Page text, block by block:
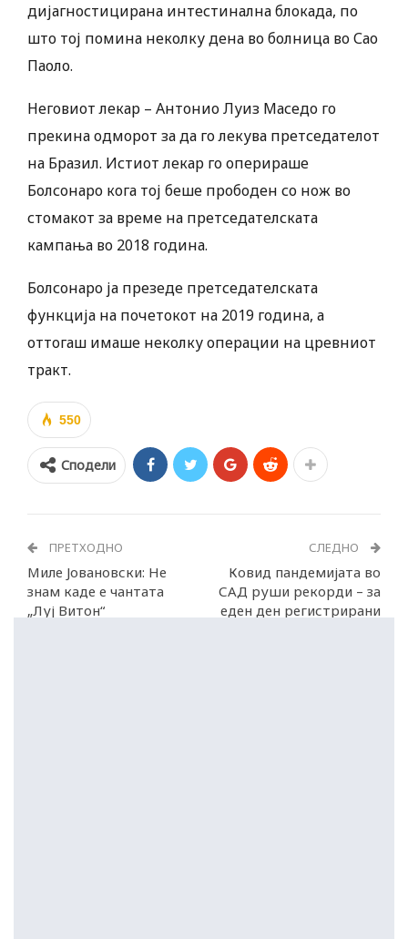
дијагностицирана интестинална блокада, по
што тој помина неколку дена во болница во Сао
Паоло.
Неговиот лекар – Антонио Луиз Маседо го
прекина одморот за да го лекува претседателот
на Бразил. Истиот лекар го оперираше
Болсонаро кога тој беше прободен со нож во
стомакот за време на претседателската
кампања во 2018 година.
Болсонаро ја презеде претседателската
функција на почетокот на 2019 година, а
оттогаш имаше неколку операции на цревниот
тракт.
550
Сподели
ПРЕТХОДНО
Миле Јовановски: Не
знам каде е чантата
„Луј Витон“
СЛЕДНО
Ковид пандемијата во
САД руши рекорди – за
еден ден регистрирани